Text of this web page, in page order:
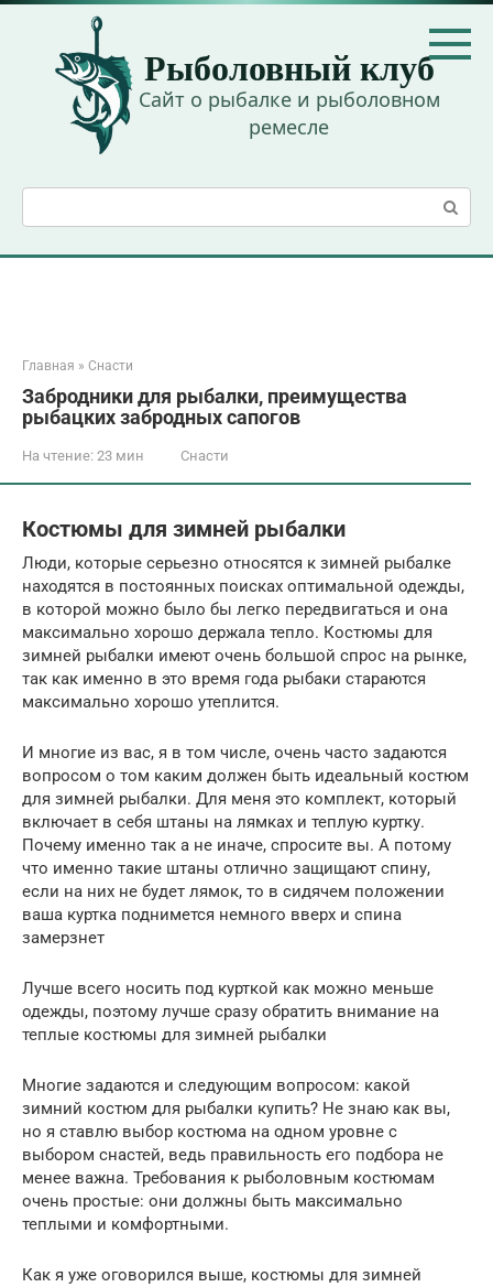
Перейти
контенту
Рыболовный клуб
Сайт о рыбалке и рыболовном
ремесле
Главная » Снасти
Забродники для рыбалки, преимущества
рыбацких забродных сапогов
На чтение: 23 мин Снасти
Костюмы для зимней рыбалки
Люди, которые серьезно относятся к зимней рыбалке
находятся в постоянных поисках оптимальной одежды,
в которой можно было бы легко передвигаться и она
максимально хорошо держала тепло. Костюмы для
зимней рыбалки имеют очень большой спрос на рынке,
так как именно в это время года рыбаки стараются
максимально хорошо утеплится.
И многие из вас, я в том числе, очень часто задаются
вопросом о том каким должен быть идеальный костюм
для зимней рыбалки. Для меня это комплект, который
включает в себя штаны на лямках и теплую куртку.
Почему именно так а не иначе, спросите вы. А потому
что именно такие штаны отлично защищают спину,
если на них не будет лямок, то в сидячем положении
ваша куртка поднимется немного вверх и спина
замерзнет
Лучше всего носить под курткой как можно меньше
одежды, поэтому лучше сразу обратить внимание на
теплые костюмы для зимней рыбалки
Многие задаются и следующим вопросом: какой
зимний костюм для рыбалки купить? Не знаю как вы,
но я ставлю выбор костюма на одном уровне с
выбором снастей, ведь правильность его подбора не
менее важна. Требования к рыболовным костюмам
очень простые: они должны быть максимально
теплыми и комфортными.
Как я уже оговорился выше, костюмы для зимней